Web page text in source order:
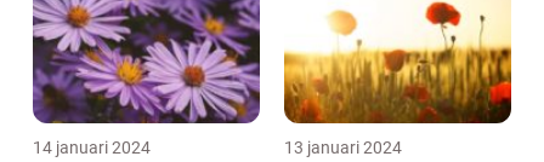
14 januari 2024 13 januari 2024